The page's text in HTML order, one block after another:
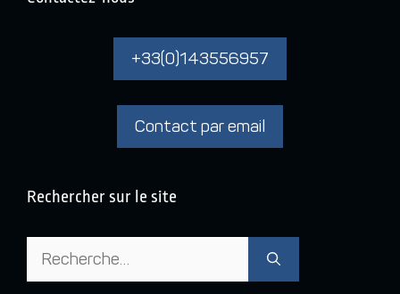
+33(0)143556957
Contact par email
Rechercher sur le site
Rechercher :